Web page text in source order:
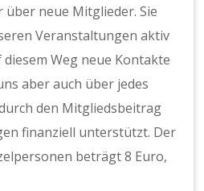
neue Mitglieder. Sie
Veranstaltungen aktiv
Weg neue Kontakte
aber auch über jedes
den Mitgliedsbeitrag
finanziell unterstützt. Der
beträgt 8 Euro,